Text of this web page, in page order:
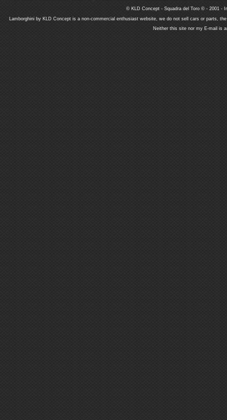
© KLD Concept - Squadra del Toro © - 2001 -
Lamborghini by KLD Concept is a non-commercial enthusiast website, we do not sell cars or parts,
Neither this site nor my E-mail is